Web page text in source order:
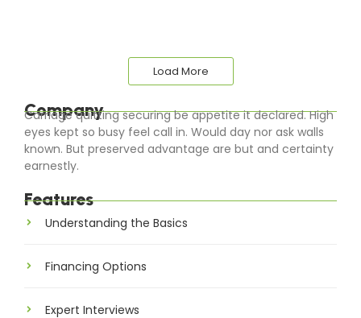
Load More
Company
Carriage quitting securing be appetite it declared. High
eyes kept so busy feel call in. Would day nor ask walls
known. But preserved advantage are but and certainty
earnestly.
Features
Understanding the Basics
Financing Options
Expert Interviews